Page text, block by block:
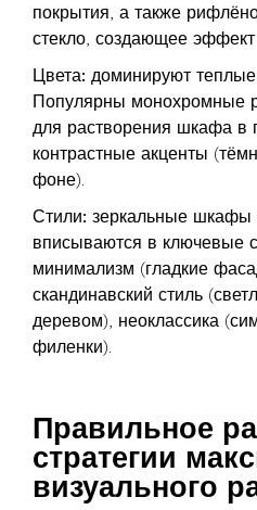
покрытия, а также
стекло, создающее эффект
Цвета: доминируют теплые
Популярны монохромные
для растворения шкафа в
контрастные акценты
фоне).
Стили: зеркальные шкафы
вписываются в ключевые
минимализм (гладкие
скандинавский стиль
деревом), неоклассика
филенки).
Правильное
стратегии
визуального